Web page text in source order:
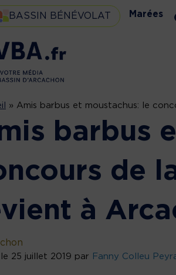
BASSIN BÉNÉVOLAT Marées
» Amis barbus et moustachus: le
barbus
de
à
le 25 juillet 2019 par Fanny Colleu